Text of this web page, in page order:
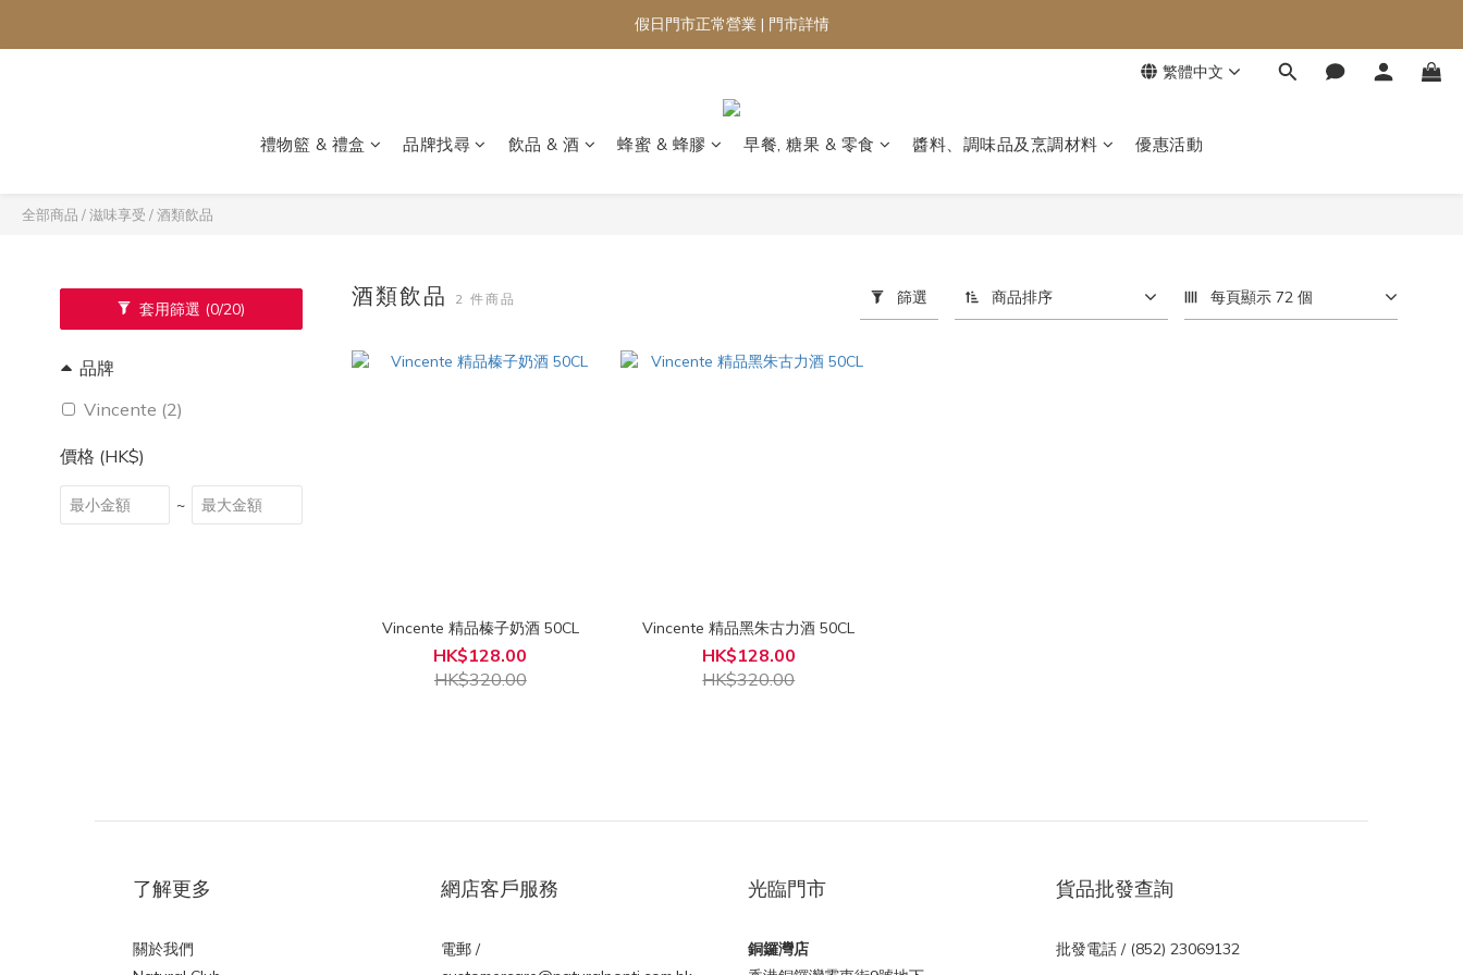
假日門市正常營業 | 門市詳情
繁體中文
禮物籃 & 禮盒 品牌找尋 飲品 & 酒 蜂蜜 & 蜂膠 早餐, 糖果 & 零食 醬料、調味品及烹調材料 優惠活動
全部商品 /滋味享受 /酒類飲品
套用篩選 (0/20)
品牌
Vincente (2)
價格 (HK$)
~
酒類飲品 2 件商品 篩選 商品排序 每頁顯示 72 個
Vincente 精品榛子奶酒 50CL
HK$128.00
HK$320.00
Vincente 精品黑朱古力酒 50CL
HK$128.00
HK$320.00
了解更多
關於我們
網店客戶服務
電郵 /
光臨門市
銅鑼灣店
貨品批發查詢
批發電話 / (852) 23069132